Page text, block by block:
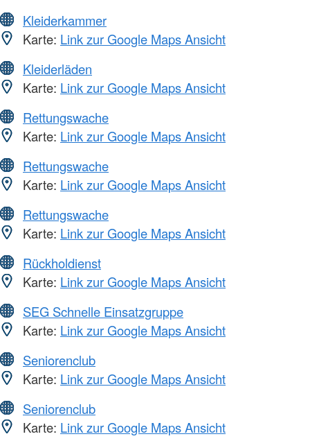
Kleiderkammer
Karte: Link zur Google Maps Ansicht
Kleiderläden
Karte: Link zur Google Maps Ansicht
Rettungswache
Karte: Link zur Google Maps Ansicht
Rettungswache
Karte: Link zur Google Maps Ansicht
Rettungswache
Karte: Link zur Google Maps Ansicht
Rückholdienst
Karte: Link zur Google Maps Ansicht
SEG Schnelle Einsatzgruppe
Karte: Link zur Google Maps Ansicht
Seniorenclub
Karte: Link zur Google Maps Ansicht
Seniorenclub
Karte: Link zur Google Maps Ansicht